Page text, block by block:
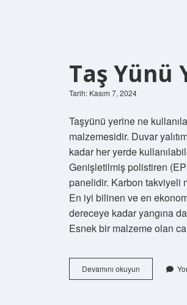
Taş Yünü
Tarih: Kasım 7, 2024
Taşyünü yerine ne
malzemesidir. Duvar
kadar her yerde
Genişletilmiş polistiren
panelidir. Karbon takviyeli
En iyi bilinen ve en
dereceye kadar yangına
Esnek bir malzeme olan
Devamını okuyun
Yünü